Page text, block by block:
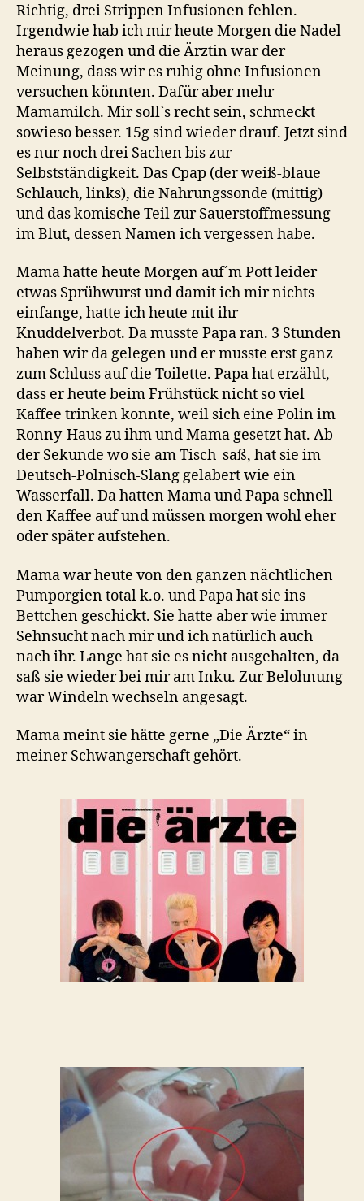
Richtig, drei Strippen Infusionen fehlen.
Irgendwie hab ich mir heute Morgen die Nadel
heraus gezogen und die Ärztin war der
Meinung, dass wir es ruhig ohne Infusionen
versuchen könnten. Dafür aber mehr
Mamamilch. Mir soll`s recht sein, schmeckt
sowieso besser. 15g sind wieder drauf. Jetzt sind
es nur noch drei Sachen bis zur
Selbstständigkeit. Das Cpap (der weiß-blaue
Schlauch, links), die Nahrungssonde (mittig)
und das komische Teil zur Sauerstoffmessung
im Blut, dessen Namen ich vergessen habe.
Mama hatte heute Morgen auf´m Pott leider
etwas Sprühwurst und damit ich mir nichts
einfange, hatte ich heute mit ihr
Knuddelverbot. Da musste Papa ran. 3 Stunden
haben wir da gelegen und er musste erst ganz
zum Schluss auf die Toilette. Papa hat erzählt,
dass er heute beim Frühstück nicht so viel
Kaffee trinken konnte, weil sich eine Polin im
Ronny-Haus zu ihm und Mama gesetzt hat. Ab
der Sekunde wo sie am Tisch saß, hat sie im
Deutsch-Polnisch-Slang gelabert wie ein
Wasserfall. Da hatten Mama und Papa schnell
den Kaffee auf und müssen morgen wohl eher
oder später aufstehen.
Mama war heute von den ganzen nächtlichen
Pumporgien total k.o. und Papa hat sie ins
Bettchen geschickt. Sie hatte aber wie immer
Sehnsucht nach mir und ich natürlich auch
nach ihr. Lange hat sie es nicht ausgehalten, da
saß sie wieder bei mir am Inku. Zur Belohnung
war Windeln wechseln angesagt.
Mama meint sie hätte gerne „Die Ärzte“ in
meiner Schwangerschaft gehört.